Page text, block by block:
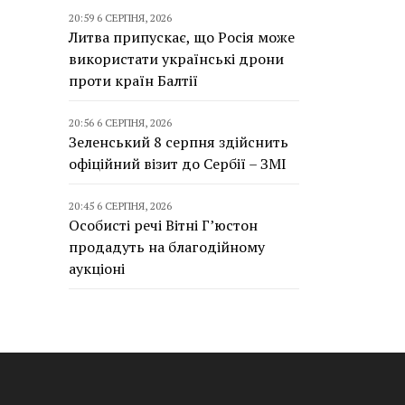
20:59 6 СЕРПНЯ, 2026
Литва припускає, що Росія може
використати українські дрони
проти країн Балтії
20:56 6 СЕРПНЯ, 2026
Зеленський 8 серпня здійснить
офіційний візит до Сербії – ЗМІ
20:45 6 СЕРПНЯ, 2026
Особисті речі Вітні Г’юстон
продадуть на благодійному
аукціоні